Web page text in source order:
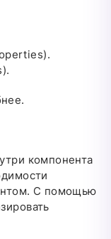
компонента
С помощью